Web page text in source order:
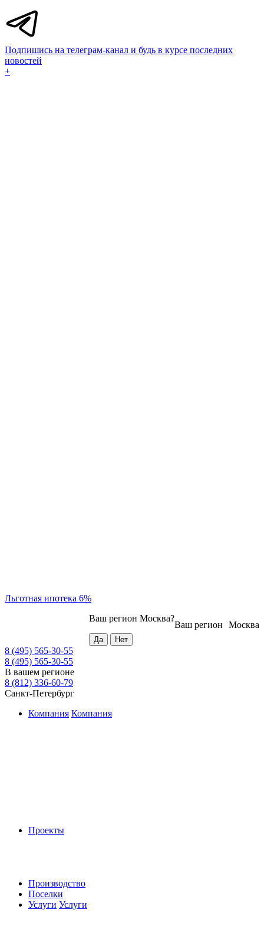
Подпишись на телеграм-канал и будь в курсе последних
новостей
+
Льготная ипотека 6%
Москва
Ваш регион
Ваш регион Москва?
8 (495) 565-30-55
8 (495) 565-30-55
В вашем регионе
8 (812) 336-60-79
Санкт-Петербург
Компания Компания
Проекты
Производство
Поселки
Услуги Услуги